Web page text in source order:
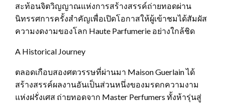
สะท้อนจิตวิญญาณแห่งการสร้างสรรค์ถ่ายทอดผ่าน
นิทรรศการครั้งสำคัญเพื่อเปิดโอกาสให้ผู้เข้าชมได้สัมผัส
ความงดงามของโลก Haute Parfumerie อย่างใกล้ชิด
A Historical Journey
ตลอดเกือบสองศตวรรษที่ผ่านมา Maison Guerlain ได้
สร้างสรรค์ผลงานอันเป็นส่วนหนึ่งของมรดกความงาม
แห่งฝรั่งเศส ถ่ายทอดจาก Master Perfumers ทั้งห้ารุ่นสู่